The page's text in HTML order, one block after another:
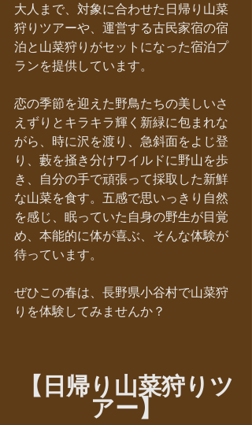
大人まで、対象に合わせた日帰り山菜
狩りツアーや、運営する古民家宿の宿
泊と山菜狩りがセットになった宿泊プ
ランを提供しています。
恋の季節を迎えた野鳥たちの美しいさ
えずりとキラキラ輝く新緑に包まれな
がら、時に沢を渡り、急斜面をよじ登
り、藪を掻き分けワイルドに野山を歩
き、自分の手で頑張って採取した新鮮
な山菜を食す。五感で思いっきり自然
を感じ、眠っていた自身の野生が目覚
め、本能的に体が喜ぶ、そんな体験が
待っています。
ぜひこの春は、長野県小谷村で山菜狩
りを体験してみませんか？
【日帰り山菜狩りツ
アー】